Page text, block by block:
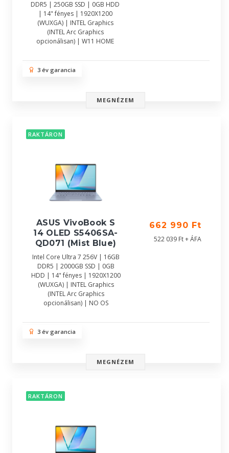
DDR5 | 250GB SSD | 0GB HDD
| 14" fényes | 1920X1200
(WUXGA) | INTEL Graphics
(INTEL Arc Graphics
opcionálisan) | W11 HOME
3 év garancia
MEGNÉZEM
RAKTÁRON
ASUS VivoBook S
14 OLED S5406SA-
QD071 (Mist Blue)
Intel Core Ultra 7 256V | 16GB
DDR5 | 2000GB SSD | 0GB
HDD | 14" fényes | 1920X1200
(WUXGA) | INTEL Graphics
(INTEL Arc Graphics
opcionálisan) | NO OS
662 990 Ft
522 039 Ft + ÁFA
3 év garancia
MEGNÉZEM
RAKTÁRON